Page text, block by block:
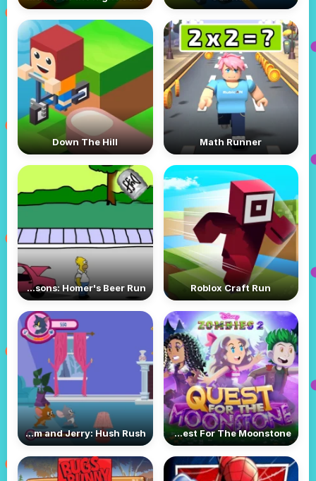
Math Runner
Down The Hill
Roblox Craft Run
The Simpsons: Homer's Beer Run
Disney Zombies 2: Quest For The Moonstone
Tom and Jerry: Hush Rush